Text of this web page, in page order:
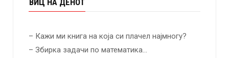
ВИЦ НА ДЕНОТ
– Кажи ми книга на која си плачел најмногу?
– Збирка задачи по математика…